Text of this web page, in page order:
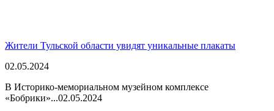
Жители Тульской области увидят уникальные плакаты
02.05.2024
В Историко-мемориальном музейном комплексе
«Бобрики»...02.05.2024